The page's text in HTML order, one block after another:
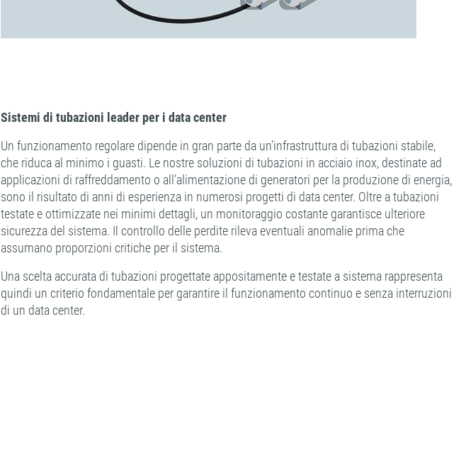
Sistemi di tubazioni leader per i data center
Un funzionamento regolare dipende in gran parte da un’infrastruttura di tubazioni stabile,
che riduca al minimo i guasti. Le nostre soluzioni di tubazioni in acciaio inox, destinate ad
applicazioni di raffreddamento o all’alimentazione di generatori per la produzione di energia,
sono il risultato di anni di esperienza in numerosi progetti di data center. Oltre a tubazioni
testate e ottimizzate nei minimi dettagli, un monitoraggio costante garantisce ulteriore
sicurezza del sistema. Il controllo delle perdite rileva eventuali anomalie prima che
assumano proporzioni critiche per il sistema.
Una scelta accurata di tubazioni progettate appositamente e testate a sistema rappresenta
quindi un criterio fondamentale per garantire il funzionamento continuo e senza interruzioni
di un data center.